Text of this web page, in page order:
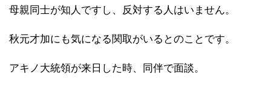
母親同士が知人ですし、反対する人はいません。
秋元才加にも気になる関取がいるとのことです。
アキノ大統領が来日した時、同伴で面談。